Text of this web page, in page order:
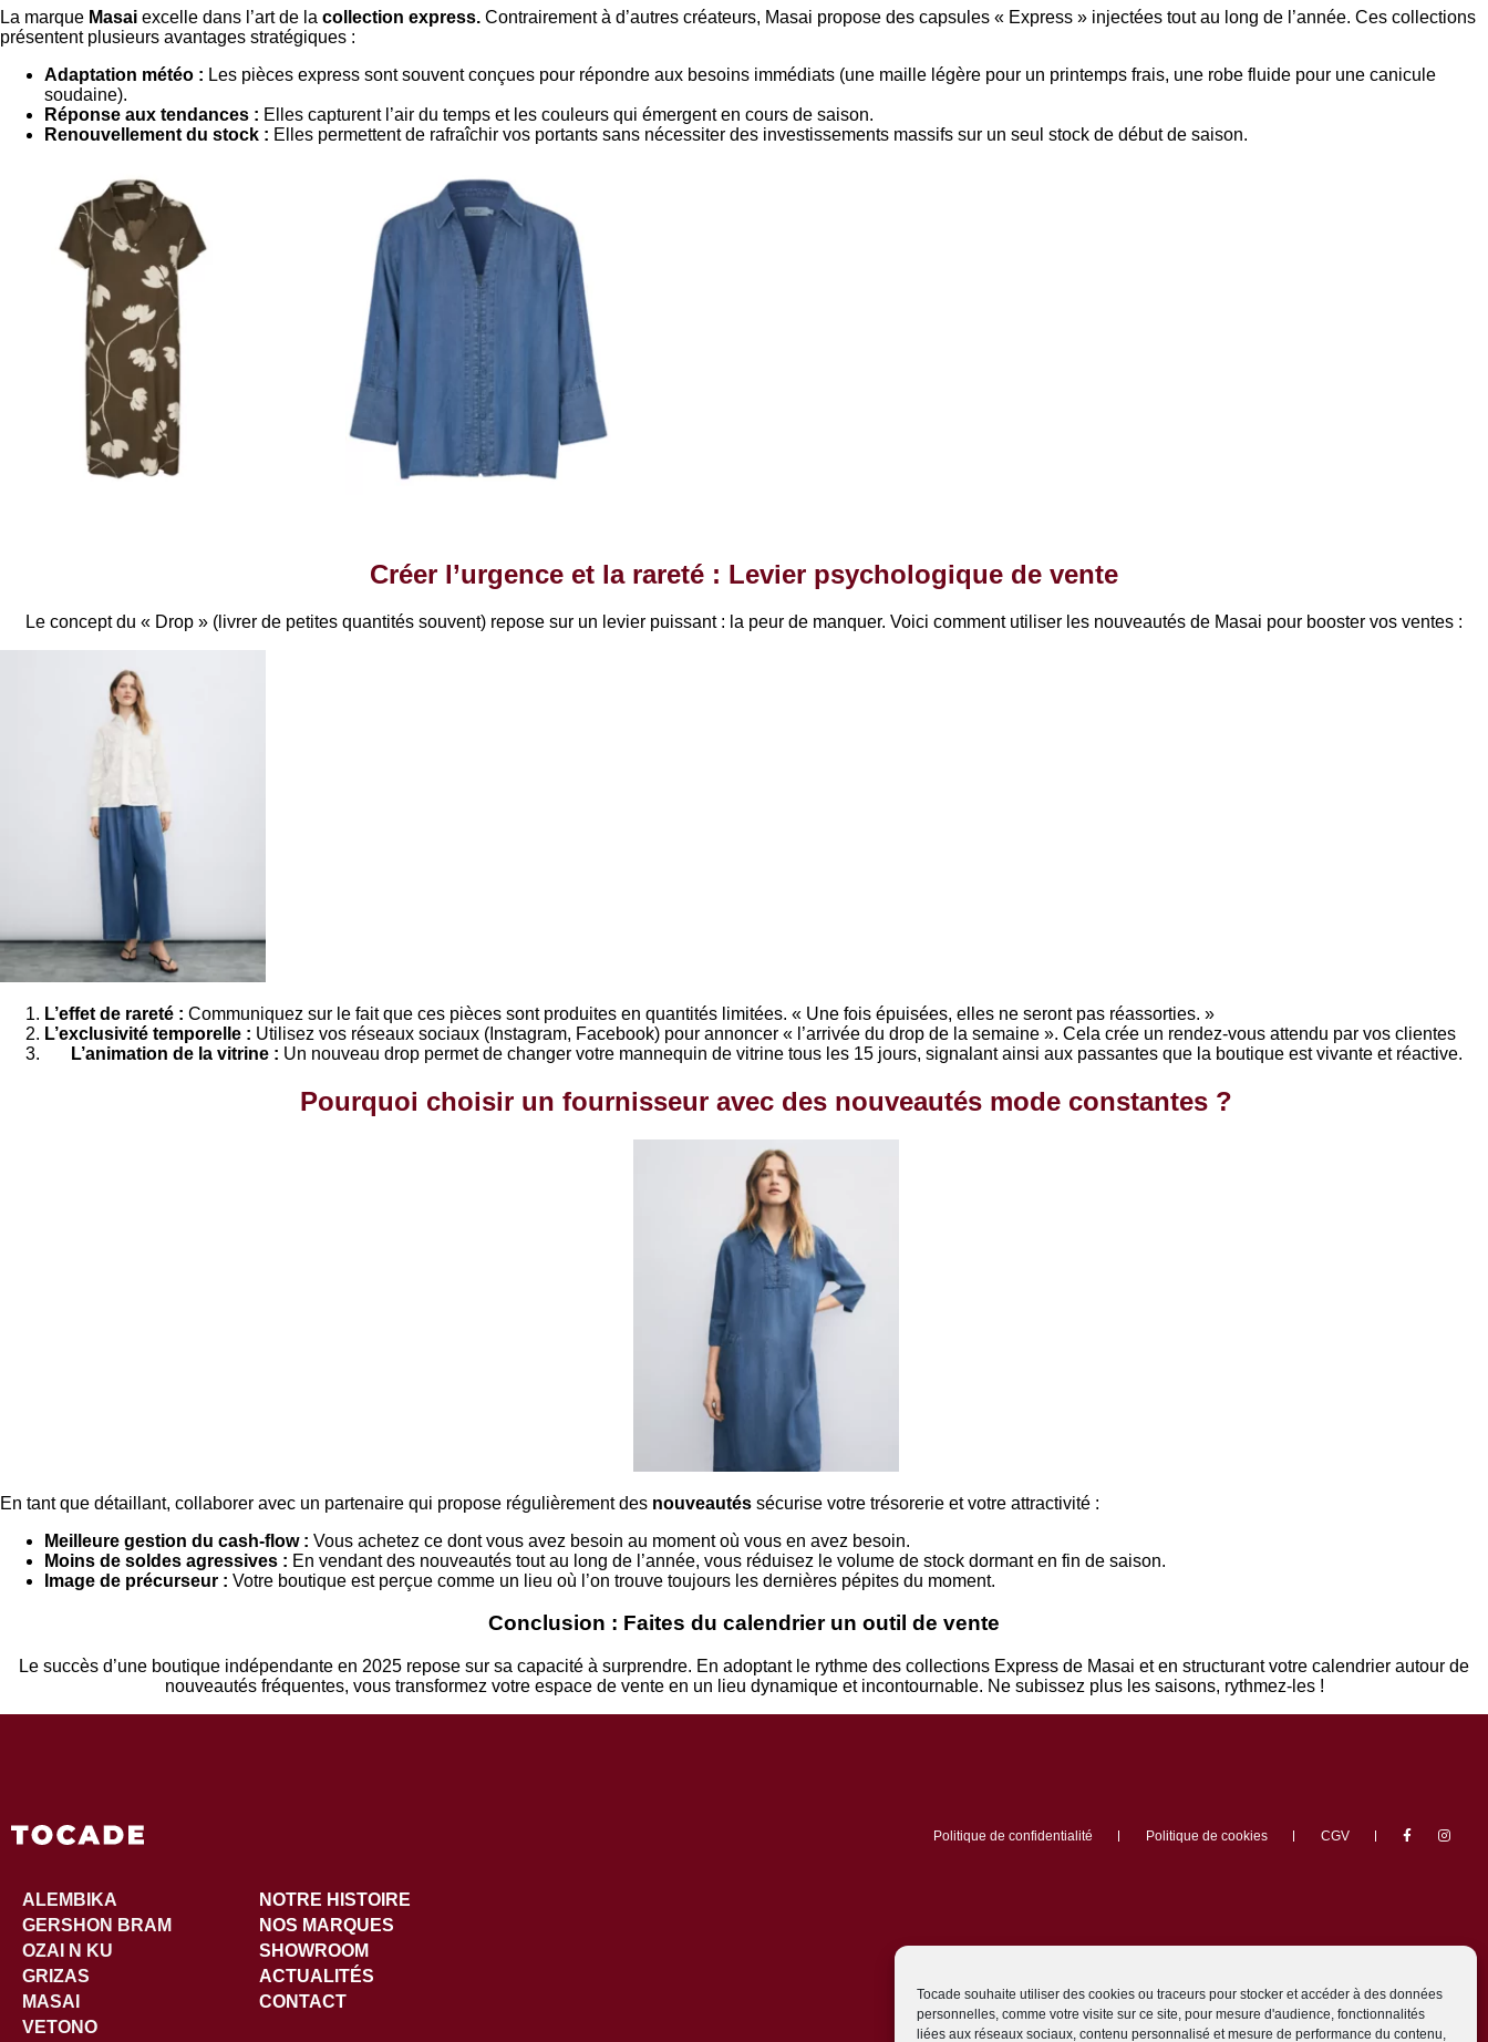
Tocade souhaite utiliser des cookies ou traceurs pour stocker et accéder à des données
personnelles, comme votre visite sur ce site, pour mesure d'audience, fonctionnalités
liées aux réseaux sociaux, contenu personnalisé et mesure de performance du contenu,
La marque Masai excelle dans l’art de la collection express. Contrairement à d’autres créateurs, Masai propose des capsules « Express » injectées tout au long de l’année. Ces collections
présentent plusieurs avantages stratégiques :
Adaptation météo : Les pièces express sont souvent conçues pour répondre aux besoins immédiats (une maille légère pour un printemps frais, une robe fluide pour une canicule
soudaine).
Réponse aux tendances : Elles capturent l’air du temps et les couleurs qui émergent en cours de saison.
Renouvellement du stock : Elles permettent de rafraîchir vos portants sans nécessiter des investissements massifs sur un seul stock de début de saison.
Créer l’urgence et la rareté : Levier psychologique de vente
Le concept du « Drop » (livrer de petites quantités souvent) repose sur un levier puissant : la peur de manquer. Voici comment utiliser les nouveautés de Masai pour booster vos ventes :
L’effet de rareté : Communiquez sur le fait que ces pièces sont produites en quantités limitées. « Une fois épuisées, elles ne seront pas réassorties. »
L’exclusivité temporelle : Utilisez vos réseaux sociaux (Instagram, Facebook) pour annoncer « l’arrivée du drop de la semaine ». Cela crée un rendez-vous attendu par vos clientes
L’animation de la vitrine : Un nouveau drop permet de changer votre mannequin de vitrine tous les 15 jours, signalant ainsi aux passantes que la boutique est vivante et réactive.
Pourquoi choisir un fournisseur avec des nouveautés mode constantes ?
En tant que détaillant, collaborer avec un partenaire qui propose régulièrement des nouveautés sécurise votre trésorerie et votre attractivité :
Meilleure gestion du cash-flow : Vous achetez ce dont vous avez besoin au moment où vous en avez besoin.
Moins de soldes agressives : En vendant des nouveautés tout au long de l’année, vous réduisez le volume de stock dormant en fin de saison.
Image de précurseur : Votre boutique est perçue comme un lieu où l’on trouve toujours les dernières pépites du moment.
Conclusion : Faites du calendrier un outil de vente
Le succès d’une boutique indépendante en 2025 repose sur sa capacité à surprendre. En adoptant le rythme des collections Express de Masai et en structurant votre calendrier autour de
nouveautés fréquentes, vous transformez votre espace de vente en un lieu dynamique et incontournable. Ne subissez plus les saisons, rythmez-les !
ALEMBIKA
GERSHON BRAM
OZAI N KU
GRIZAS
MASAI
VETONO
NOTRE HISTOIRE
NOS MARQUES
SHOWROOM
ACTUALITÉS
CONTACT
Politique de confidentialité Politique de cookies CGV